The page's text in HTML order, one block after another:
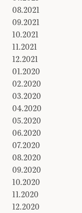
08.2021
09.2021
10.2021
11.2021
12.2021
01.2020
02.2020
03.2020
04.2020
05.2020
06.2020
07.2020
08.2020
09.2020
10.2020
11.2020
12.2020